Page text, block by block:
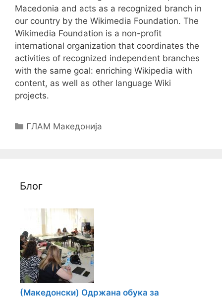
Macedonia and acts as a recognized branch in
our country by the Wikimedia Foundation. The
Wikimedia Foundation is a non-profit
international organization that coordinates the
activities of recognized independent branches
with the same goal: enriching Wikipedia with
content, as well as other language Wiki
projects.
Categories
ГЛАМ Македонија
Блог
(Македонски) Одржана обука за